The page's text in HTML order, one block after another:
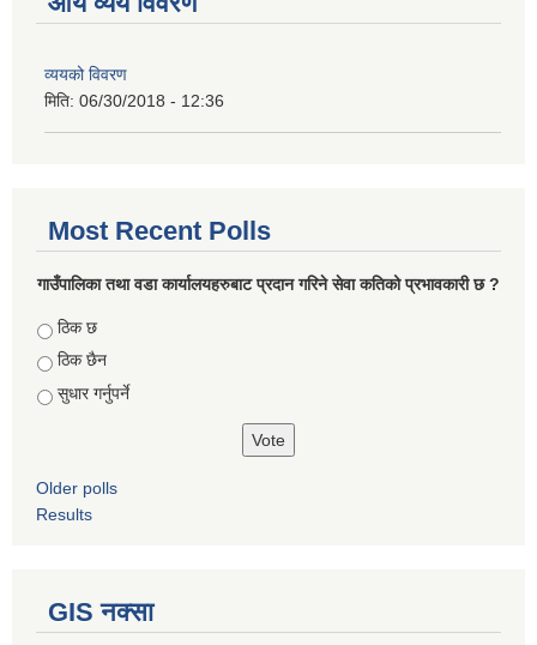
व्ययको विवरण
मिति: 06/30/2018 - 12:36
Most Recent Polls
गाउँपालिका तथा वडा कार्यालयहरुबाट प्रदान गरिने सेवा कतिको प्रभावकारी छ ?
Choices
ठिक छ
ठिक छैन
सुधार गर्नुपर्ने
Older polls
Results
GIS नक्सा